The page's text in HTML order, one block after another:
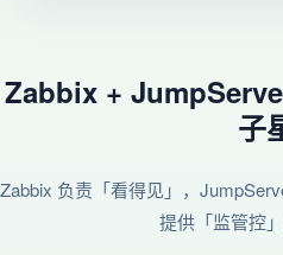
Zabbix +
子
Zabbix 负责「看得见」，
提供「监管控